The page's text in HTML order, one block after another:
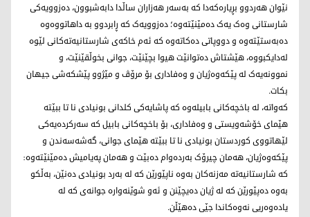
نێوان هەردوو بڕیارەکەدا کە بەسەر هەزاران ساڵدا دابەشبوون، دەزوویەکی
شارستانی وەک یەک دەمێنێتەوە؛ دەزوویەک کە ڕابردوو بە داهاتووەوە
دەبەستێتەوە و دووپاتی دەکاتەوە کە ئەم خاکەی شارستانیەتەکانی لێوە
لەدایکبووە، هێشتاش دەتوانێت هیوا بچێنێت، جوانی بخوڵقێنێت، و
نموونەیەک لە پێکەوەژیان و وەفاداری بۆ مرۆڤ و مێژوو پێشکەشی جیهان
بکات.
کەواتە، لە باخچەکانی بابیلەوە کە پاشایەکی کلدانی بونیادی نا تا ببێتە
هێمای خۆشەویستی و وەفاداری، بۆ باخچەکانی بابیل کە سەرکردەیەکی
لێهاتووی کوردستان بونیادی نا تا ببێتە هێمای جوانی، گەشەسەندن و
پێکەوەژیان، هەمان چیرۆک بەردەوام دەبێت و هەمان پەیامیش دەمێنێتەوە:
کە شارستانیەتە مەزنەکان بەوە ناپێورێن کە لە بەرد بونیادی دەنێن، بەڵکو
بەوە دەپێورێن کە لە ژیان دەیچێنن و ئەو شوێنەوارە جوانەی کە لە
یادەوەریی نەوەکاندا جێی دەهێڵن.